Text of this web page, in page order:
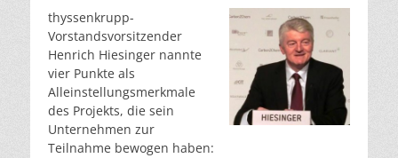
thyssenkrupp-
Vorstandsvorsitzender
Henrich Hiesinger nannte
vier Punkte als
Alleinstellungsmerkmale
des Projekts, die sein
Unternehmen zur
Teilnahme bewogen haben: